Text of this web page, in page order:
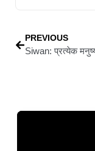
PREVIOUS